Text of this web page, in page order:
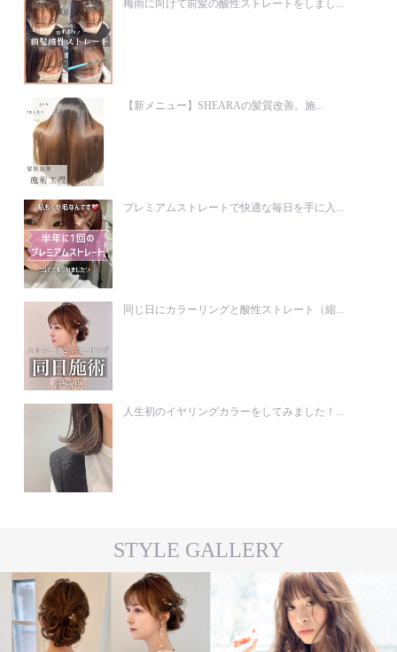
梅雨に向けて前髪の酸性ストレートをしまし...
【新メニュー】SHEARAの髪質改善。施...
プレミアムストレートで快適な毎日を手に入...
同じ日にカラーリングと酸性ストレート（縮...
人生初のイヤリングカラーをしてみました！...
STYLE GALLERY